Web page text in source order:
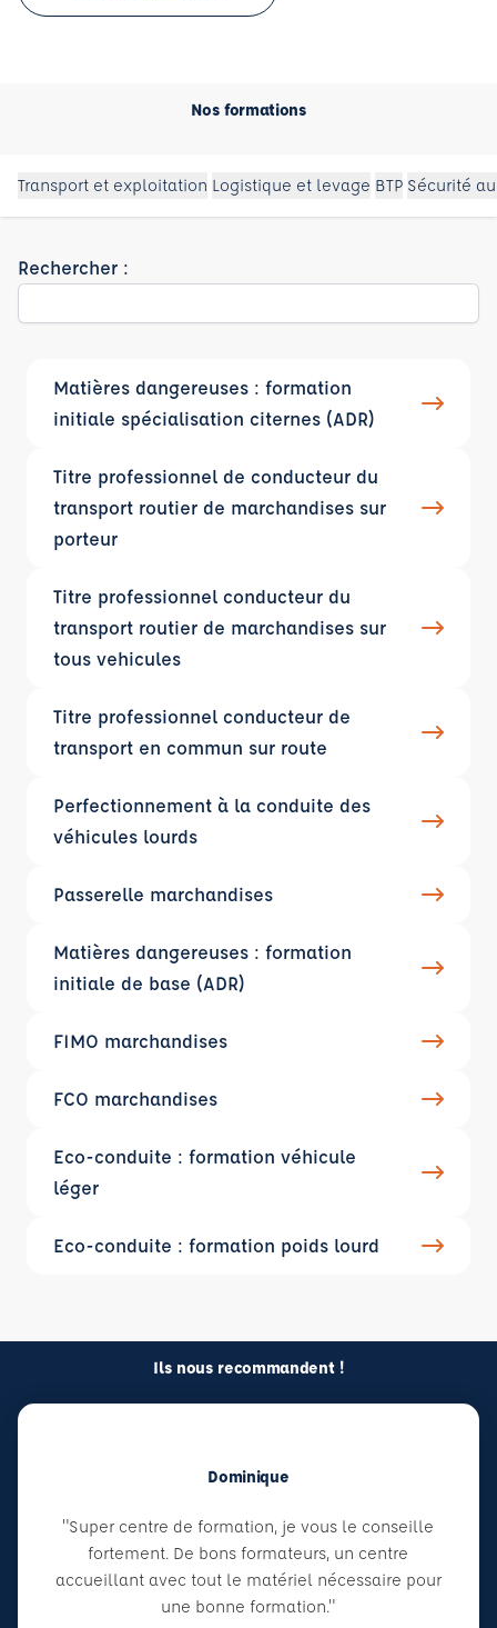
Nos formations
Transport et exploitation Logistique et levage BTP Sécurité
Rechercher :
Matières dangereuses : formation
initiale spécialisation citernes (ADR)
Titre professionnel de conducteur du
transport routier de marchandises sur
porteur
Titre professionnel conducteur du
transport routier de marchandises sur
tous vehicules
Titre professionnel conducteur de
transport en commun sur route
Perfectionnement à la conduite des
véhicules lourds
Passerelle marchandises
Matières dangereuses : formation
initiale de base (ADR)
FIMO marchandises
FCO marchandises
Eco-conduite : formation véhicule
léger
Eco-conduite : formation poids lourd
Ils nous recommandent !
Dominique
"Super centre de formation, je vous le conseille
fortement. De bons formateurs, un centre
accueillant avec tout le matériel nécessaire pour
une bonne formation."